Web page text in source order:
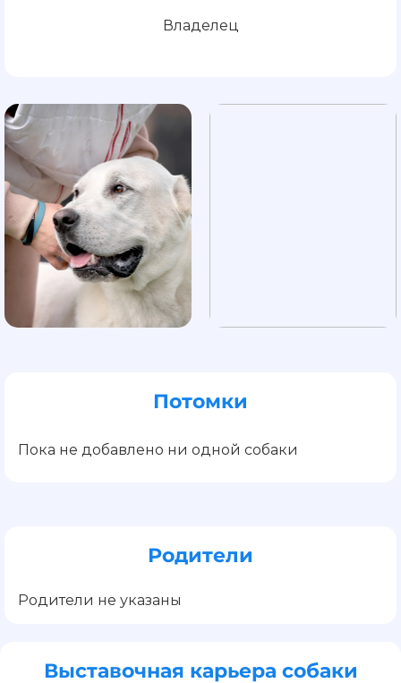
Владелец
Потомки
Пока не добавлено ни одной собаки
Родители
Родители не указаны
Выставочная карьера собаки